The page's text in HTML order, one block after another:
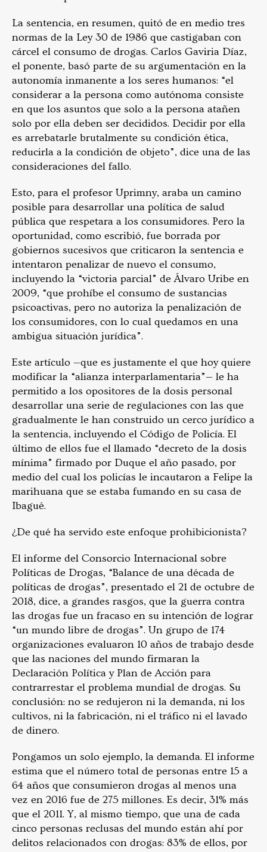
La sentencia, en resumen, quitó de en medio tres
normas de la Ley 30 de 1986 que castigaban con
cárcel el consumo de drogas. Carlos Gaviria Díaz,
el ponente, basó parte de su argumentación en la
autonomía inmanente a los seres humanos: “el
considerar a la persona como autónoma consiste
en que los asuntos que solo a la persona atañen
solo por ella deben ser decididos. Decidir por ella
es arrebatarle brutalmente su condición ética,
reducirla a la condición de objeto”, dice una de las
consideraciones del fallo.
Esto, para el profesor Uprimny, araba un camino
posible para desarrollar una política de salud
pública que respetara a los consumidores. Pero la
oportunidad, como escribió, fue borrada por
gobiernos sucesivos que criticaron la sentencia e
intentaron penalizar de nuevo el consumo,
incluyendo la “victoria parcial” de Álvaro Uribe en
2009, “que prohíbe el consumo de sustancias
psicoactivas, pero no autoriza la penalización de
los consumidores, con lo cual quedamos en una
ambigua situación jurídica”.
Este artículo —que es justamente el que hoy quiere
modificar la “alianza interparlamentaria”— le ha
permitido a los opositores de la dosis personal
desarrollar una serie de regulaciones con las que
gradualmente le han construido un cerco jurídico a
la sentencia, incluyendo el Código de Policía. El
último de ellos fue el llamado “decreto de la dosis
mínima” firmado por Duque el año pasado, por
medio del cual los policías le incautaron a Felipe la
marihuana que se estaba fumando en su casa de
Ibagué.
¿De qué ha servido este enfoque prohibicionista?
El informe del Consorcio Internacional sobre
Políticas de Drogas, “Balance de una década de
políticas de drogas”, presentado el 21 de octubre de
2018, dice, a grandes rasgos, que la guerra contra
las drogas fue un fracaso en su intención de lograr
“un mundo libre de drogas”. Un grupo de 174
organizaciones evaluaron 10 años de trabajo desde
que las naciones del mundo firmaran la
Declaración Política y Plan de Acción para
contrarrestar el problema mundial de drogas. Su
conclusión: no se redujeron ni la demanda, ni los
cultivos, ni la fabricación, ni el tráfico ni el lavado
de dinero.
Pongamos un solo ejemplo, la demanda. El informe
estima que el número total de personas entre 15 a
64 años que consumieron drogas al menos una
vez en 2016 fue de 275 millones. Es decir, 31% más
que el 2011. Y, al mismo tiempo, que una de cada
cinco personas reclusas del mundo están ahí por
delitos relacionados con drogas: 83% de ellos, por